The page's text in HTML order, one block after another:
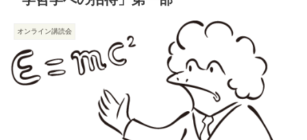
ダー
み上
げを
スム
オンライン講読会